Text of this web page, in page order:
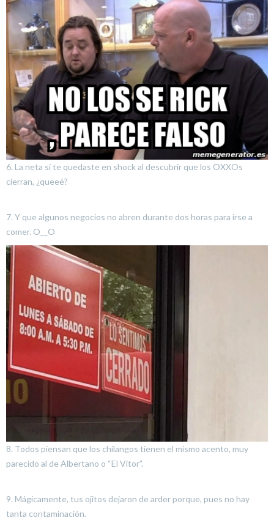
6. La neta sí te quedaste en shock al descubrir que los OXXOs
cierran, ¿queeé?
7. Y que algunos negocios no abren durante dos horas para irse a
comer. O__O
8. Todos piensan que los chilangos tienen el mismo acento, muy
parecido al de Albertano o “El Vitor”.
9. Mágicamente, tus ojitos dejaron de arder porque, pues no hay
tanta contaminación.